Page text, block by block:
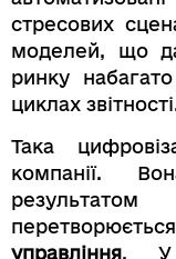
стресових
моделей, що
ринку
циклах
Така
компанії.
управління. У